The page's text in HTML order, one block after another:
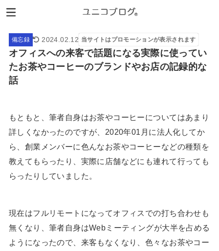
備忘録 2024.02.12 当サイトはプロモーションが表示されます
オフィスへの来客で話題になる実際に使ってい
たお茶やコーヒーのブランドやお店の記録的な
話
もともと、筆者自身はお茶やコーヒーについてはあまり
詳しくなかったのですが、2020年01月に法人化してか
ら、創業メンバーに色んなお茶やコーヒーなどの種類を
教えてもらったり、実際に店舗などにも連れて行っても
らったりしていました。
現在はフルリモートになってオフィスでの打ち合わせも
無くなり、筆者自身はWebミーティングが大半を占める
ようになったので、来客もなくなり、色々なお茶やコー